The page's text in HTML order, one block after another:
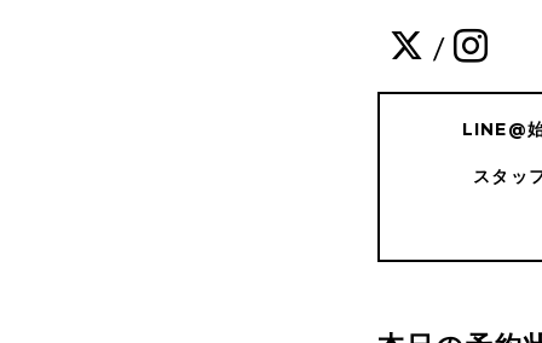
/
LINE@
スタッ